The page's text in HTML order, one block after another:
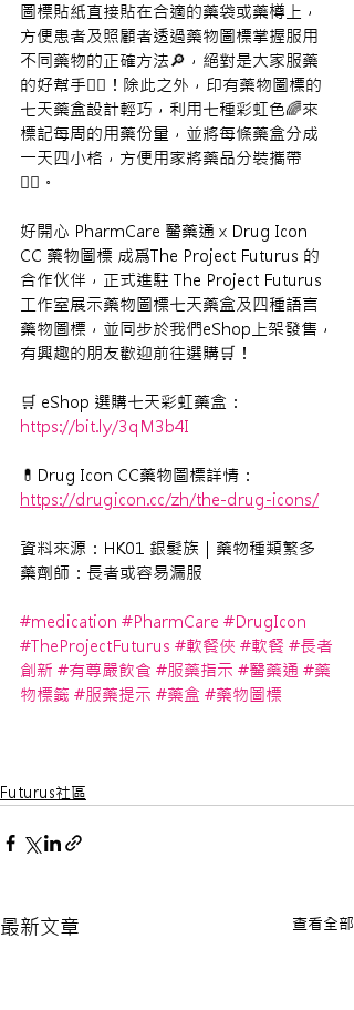
圖標貼紙直接貼在合適的藥袋或藥樽上，
方便患者及照顧者透過藥物圖標掌握服用
不同藥物的正確方法🔎，絕對是大家服藥
的好幫手👍🏻！除此之外，印有藥物圖標的
七天藥盒設計輕巧，利用七種彩虹色🌈來
標記每周的用藥份量，並將每條藥盒分成
一天四小格，方便用家將藥品分裝攜帶
👍🏻 。
好開心 PharmCare 醫藥通 x Drug Icon
CC 藥物圖標 成爲The Project Futurus 的
合作伙伴，正式進駐 The Project Futurus
工作室展示藥物圖標七天藥盒及四種語言
藥物圖標 ，並同步於我們eShop 上架發售，
有興趣的朋友歡迎前往選購🛒！
🛒 eShop 選購七天彩虹藥盒 ：
https://bit.ly/3qM3b4I
💊Drug Icon CC藥物圖標詳情：
https://drugicon.cc/zh/the-drug-icons/
資料來源：HK01 銀髮族｜藥物種類繁多
藥劑師：長者或容易漏服
#medication #PharmCare #DrugIcon
#TheProjectFuturus #軟餐俠 #軟餐 #長者
創新 #有尊嚴飲食 #服藥指示 #醫藥通 #藥
物標籤 #服藥提示 #藥盒 #藥物圖標
Futurus社區
最新文章 查看全部